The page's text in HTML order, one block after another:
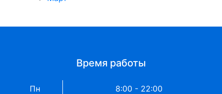
Время работы
Пн
8:00 - 22:00